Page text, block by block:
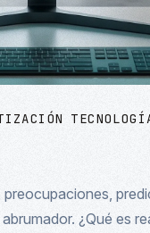
¿Qué es